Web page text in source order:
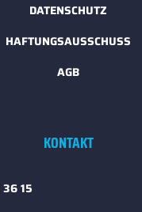
DATENSCHUTZ
HAFTUNGSAUSSCHUSS
AGB
KONTAKT
15